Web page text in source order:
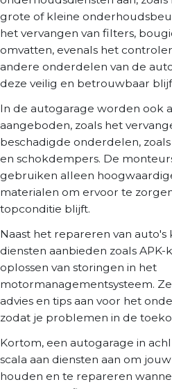
grote of kleine
het vervangen van filters,
omvatten, evenals het
andere onderdelen van de
deze veilig en betrouwbaar
In de autogarage worden ook
aangeboden, zoals het
beschadigde onderdelen,
en schokdempers. De
gebruiken alleen
materialen om ervoor te
topconditie blijft.
Naast het repareren van
diensten aanbieden zoals
oplossen van storingen in het
motormanagementsysteem.
advies en tips aan voor het
zodat je problemen in de
Kortom, een autogarage in
scala aan diensten aan om
houden en te repareren